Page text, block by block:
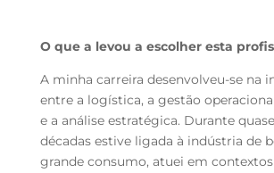
O que a levou a escolher esta
A minha carreira desenvolveu-se na
entre a logística, a gestão
e a análise estratégica. Durante
décadas estive ligada à indústria de
grande consumo, atuei em